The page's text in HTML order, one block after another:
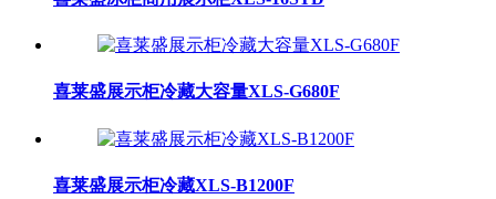
喜莱盛展示柜冷藏大容量XLS-G680F
喜莱盛展示柜冷藏XLS-B1200F